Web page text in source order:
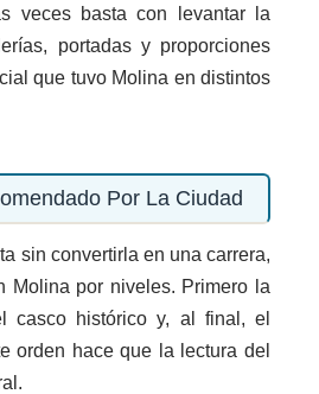
veces basta con levantar la
portadas y proporciones
que tuvo Molina en distintos
Por La Ciudad
sin convertirla en una carrera,
Molina por niveles. Primero la
casco histórico y, al final, el
orden hace que la lectura del